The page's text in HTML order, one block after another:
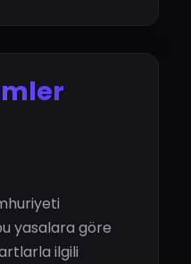
yasalara göre
ilgili